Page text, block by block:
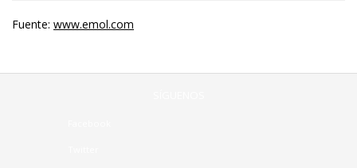
Fuente: www.emol.com